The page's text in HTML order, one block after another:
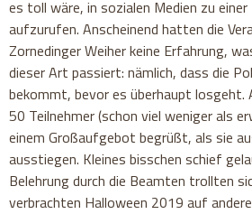
es toll wäre, in sozialen Medien zu einer
aufzurufen. Anscheinend hatten die
Zornedinger Weiher keine Erfahrung,
dieser Art passiert: nämlich, dass die
bekommt, bevor es überhaupt losgeht.
50 Teilnehmer (schon viel weniger als
einem Großaufgebot begrüßt, als sie
ausstiegen. Kleines bisschen schief
Belehrung durch die Beamten trollten
verbrachten Halloween 2019 auf